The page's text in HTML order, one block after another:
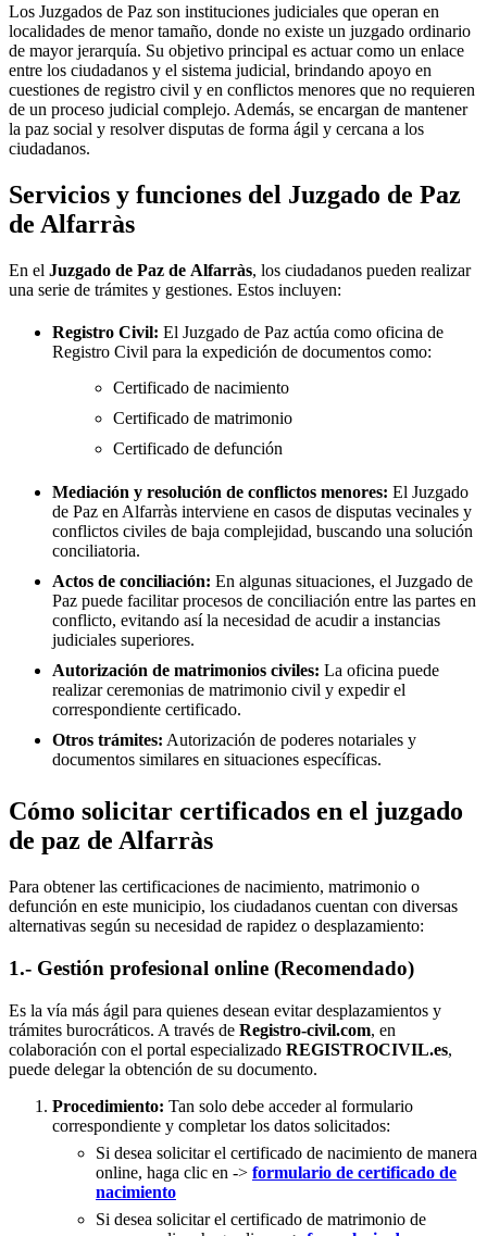
Los Juzgados de Paz son instituciones judiciales que operan en
localidades de menor tamaño, donde no existe un juzgado ordinario
de mayor jerarquía. Su objetivo principal es actuar como un enlace
entre los ciudadanos y el sistema judicial, brindando apoyo en
cuestiones de registro civil y en conflictos menores que no requieren
de un proceso judicial complejo. Además, se encargan de mantener
la paz social y resolver disputas de forma ágil y cercana a los
ciudadanos.
Servicios y funciones del Juzgado de Paz
de Alfarràs
En el Juzgado de Paz de Alfarràs, los ciudadanos pueden realizar
una serie de trámites y gestiones. Estos incluyen:
Registro Civil: El Juzgado de Paz actúa como oficina de
Registro Civil para la expedición de documentos como:
Certificado de nacimiento
Certificado de matrimonio
Certificado de defunción
Mediación y resolución de conflictos menores: El Juzgado
de Paz en Alfarràs interviene en casos de disputas vecinales y
conflictos civiles de baja complejidad, buscando una solución
conciliatoria.
Actos de conciliación: En algunas situaciones, el Juzgado de
Paz puede facilitar procesos de conciliación entre las partes en
conflicto, evitando así la necesidad de acudir a instancias
judiciales superiores.
Autorización de matrimonios civiles: La oficina puede
realizar ceremonias de matrimonio civil y expedir el
correspondiente certificado.
Otros trámites: Autorización de poderes notariales y
documentos similares en situaciones específicas.
Cómo solicitar certificados en el juzgado
de paz de Alfarràs
Para obtener las certificaciones de nacimiento, matrimonio o
defunción en este municipio, los ciudadanos cuentan con diversas
alternativas según su necesidad de rapidez o desplazamiento:
1.- Gestión profesional online (Recomendado)
Es la vía más ágil para quienes desean evitar desplazamientos y
trámites burocráticos. A través de Registro-civil.com, en
colaboración con el portal especializado REGISTROCIVIL.es,
puede delegar la obtención de su documento.
Procedimiento: Tan solo debe acceder al formulario
correspondiente y completar los datos solicitados:
Si desea solicitar el certificado de nacimiento de manera
online, haga clic en -> formulario de certificado de
nacimiento
Si desea solicitar el certificado de matrimonio de